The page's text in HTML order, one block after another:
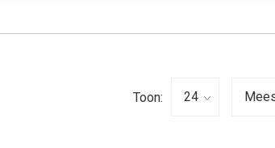
Toon: